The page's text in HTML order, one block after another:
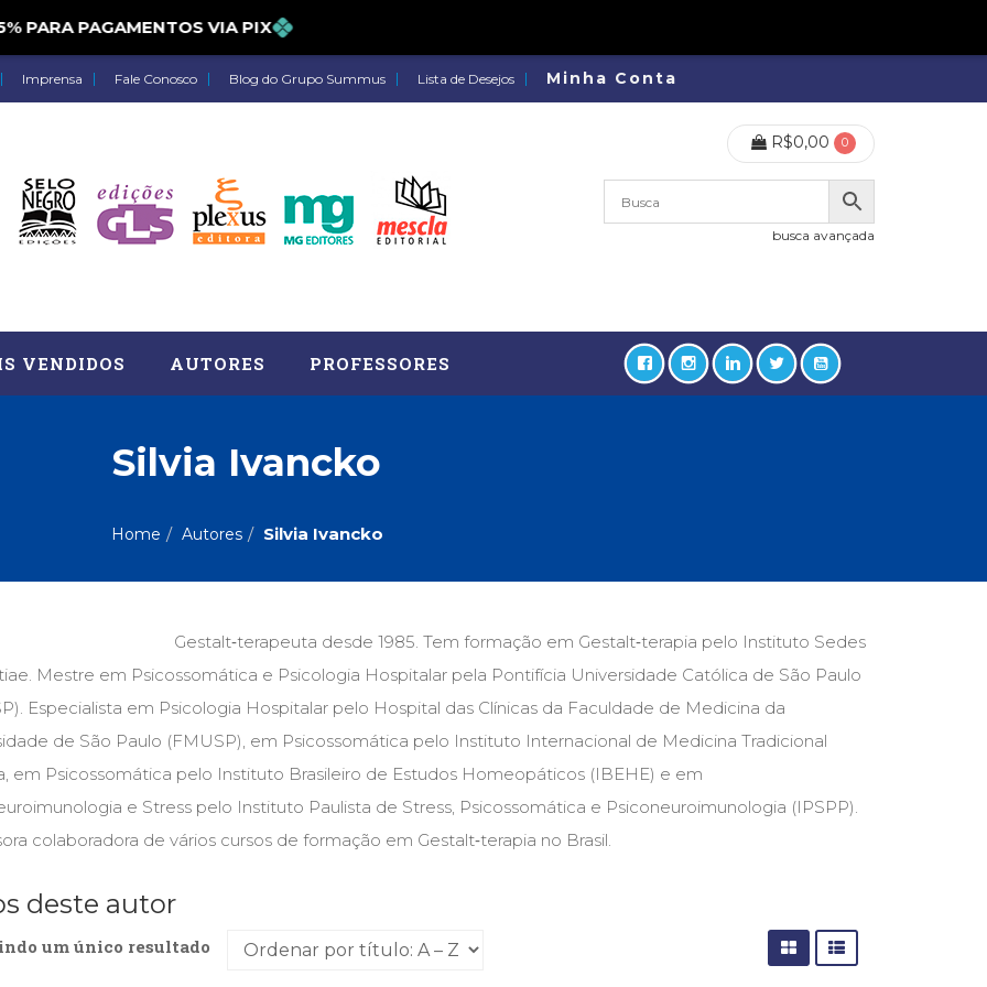
PAGAMENTOS VIA PIX
Imprensa Fale Conosco Blog do Grupo Summus Lista de Desejos Minha Conta
R$0,00 0
busca avançada
Comportamento (418)
Economia, Negócios (31)
Educação (278)
Literatura, Ficção, Ensaios (69)
Obras de referência (48)
Psicodrama (200)
Psicologia, Psicoterapia (799)
Puericultura (23)
Rádio (8)
Televisão (22)
Temas africanos (30)
Treinamento e RH (65)
Turismo (1)
VENDIDOS AUTORES PROFESSORES
Silvia Ivancko
Home Autores Silvia Ivancko
Gestalt‑terapeuta desde 1985. Tem formação em Gestalt‑terapia pelo Instituto Sedes
Mestre em Psicossomática e Psicologia Hospitalar pela Pontifícia Universidade Católica de São Paulo
Especialista em Psicologia Hospitalar pelo Hospital das Clínicas da Faculdade de Medicina da
de São Paulo (FMUSP), em Psicossomática pelo Instituto Internacional de Medicina Tradicional
em Psicossomática pelo Instituto Brasileiro de Estudos Homeopáticos (IBEHE) e em
e Stress pelo Instituto Paulista de Stress, Psicossomática e Psiconeuroimunologia (IPSPP).
colaboradora de vários cursos de formação em Gestalt‑terapia no Brasil.
deste autor
um único resultado